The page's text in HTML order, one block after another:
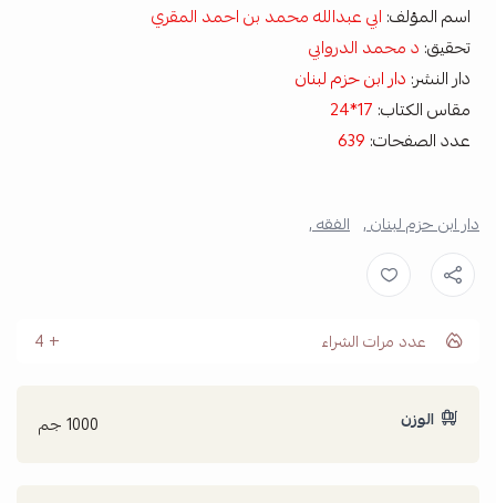
اسم المؤلف: ابي عبدالله محمد بن احمد المقري
تحقيق: د محمد الدروابي
دار النشر: دار ابن حزم لبنان
مقاس الكتاب: 17*24
عدد الصفحات: 639
دار ابن حزم لبنان , الفقه ,
عدد مرات الشراء 4
الوزن 1000 جم